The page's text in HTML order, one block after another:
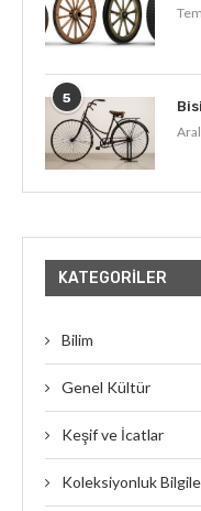
5
KATEGORILER
Bilim
Genel Kültür
Keşif ve İcatlar
Koleksiyonluk